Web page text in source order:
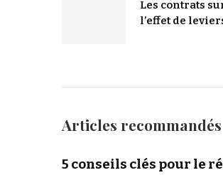
Les contrats
l’effet de
Articles recommandés
5 conseils clés pour le